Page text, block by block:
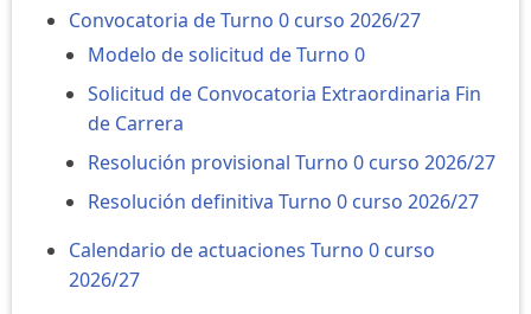
Convocatoria de Turno 0 curso 2026/27
Modelo de solicitud de Turno 0
Solicitud de Convocatoria Extraordinaria Fin
de Carrera
Resolución provisional Turno 0 curso 2026/27
Resolución definitiva Turno 0 curso 2026/27
Calendario de actuaciones Turno 0 curso
2026/27